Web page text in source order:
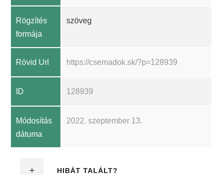
Rögzítés
formája
szöveg
Rövid Url https://csemadok.sk/?p=128939
ID 128939
Módosítás
dátuma
2022. szeptember 13.
HIBÁT TALÁLT?